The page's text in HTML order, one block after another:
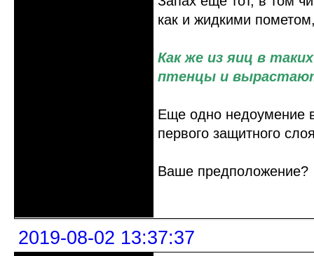
как и жидкими
Как же из яиц в
птенцы и
Еще одно недоумение
первого защитного
Ваше предположение?
2019-08-02 13:37:37